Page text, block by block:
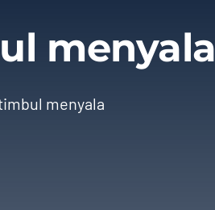
menyala
menyala